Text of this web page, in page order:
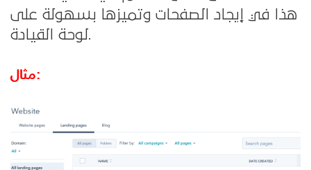
هذا في إيجاد الصفحات وتميزها بسهولة على
لوحة القيادة.
مثال: